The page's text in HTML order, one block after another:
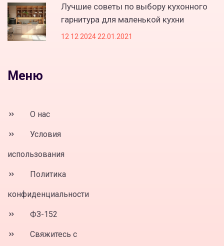
Лучшие советы по выбору кухонного
гарнитура для маленькой кухни
12 12 2024 22.01.2021
Меню
О нас
Условия
использования
Политика
конфиденциальности
ФЗ-152
Свяжитесь с